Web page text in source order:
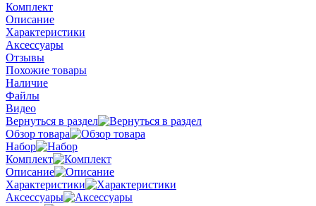
Комплект
Описание
Характеристики
Аксессуары
Отзывы
Похожие товары
Наличие
Файлы
Видео
Вернуться в раздел
Обзор товара
Набор
Комплект
Описание
Характеристики
Аксессуары